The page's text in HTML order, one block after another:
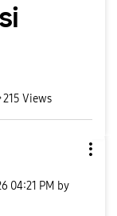
215 Views
04:21 PM by